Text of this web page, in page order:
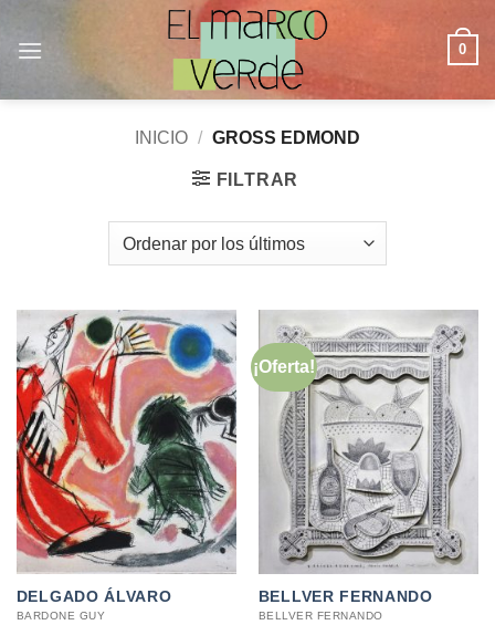
0
INICIO / GROSS EDMOND
FILTRAR
DELGADO ÁLVARO
BARDONE GUY
¡Oferta!
BELLVER FERNANDO
BELLVER FERNANDO